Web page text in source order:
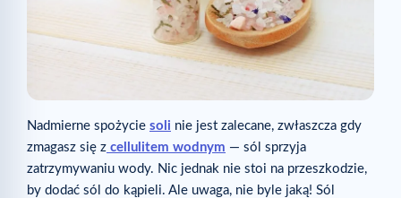
Nadmierne spożycie soli nie jest zalecane, zwłaszcza gdy
zmagasz się z cellulitem wodnym — sól sprzyja
zatrzymywaniu wody. Nic jednak nie stoi na przeszkodzie,
by dodać sól do kąpieli. Ale uwaga, nie byle jaką! Sól